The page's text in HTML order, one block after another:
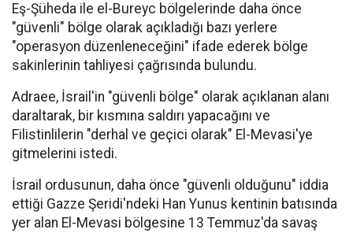
Eş-Şüheda ile el-Bureyc bölgelerinde daha önce
"güvenli" bölge olarak açıkladığı bazı yerlere
"operasyon düzenleneceğini" ifade ederek bölge
sakinlerinin tahliyesi çağrısında bulundu.
Adraee, İsrail'in "güvenli bölge" olarak açıklanan alanı
daraltarak, bir kısmına saldırı yapacağını ve
Filistinlilerin "derhal ve geçici olarak" El-Mevasi'ye
gitmelerini istedi.
İsrail ordusunun, daha önce "güvenli olduğunu" iddia
ettiği Gazze Şeridi'ndeki Han Yunus kentinin batısında
yer alan El-Mevasi bölgesine 13 Temmuz'da savaş